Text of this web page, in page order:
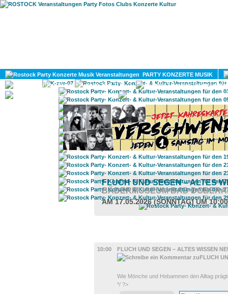
PARTY KONZERTE MUSIK
KULTUR
GAY
FLUCH UND SEGEN – ALTES
BÄDERMUSEUM BAD
AM 17.05.2026 (SONNTAG) UM
10:00
FLUCH UND SEGEN – ALTES WISSEN
Wie Mönche und Hebammen den Alltag
*/ ?>